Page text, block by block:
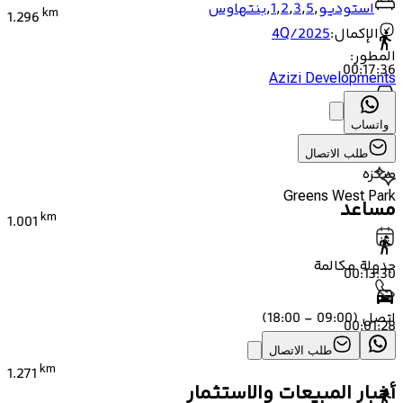
1.296 km
00:17:36
00:01:55
منتزه
Greens West Park
1.001 km
00:13:30
00:01:28
Greens East Park
1.271 km
استوديو,
1,2,3,5
,بنتهاوس
الإكمال:
4Q/2025
المطور:
Azizi Developments
واتساب
طلب الاتصال
مساعد
جدولة مكالمة
اتصل (
09:00 - 18:00
)
طلب الاتصال
أخبار المبيعات والاستثمار